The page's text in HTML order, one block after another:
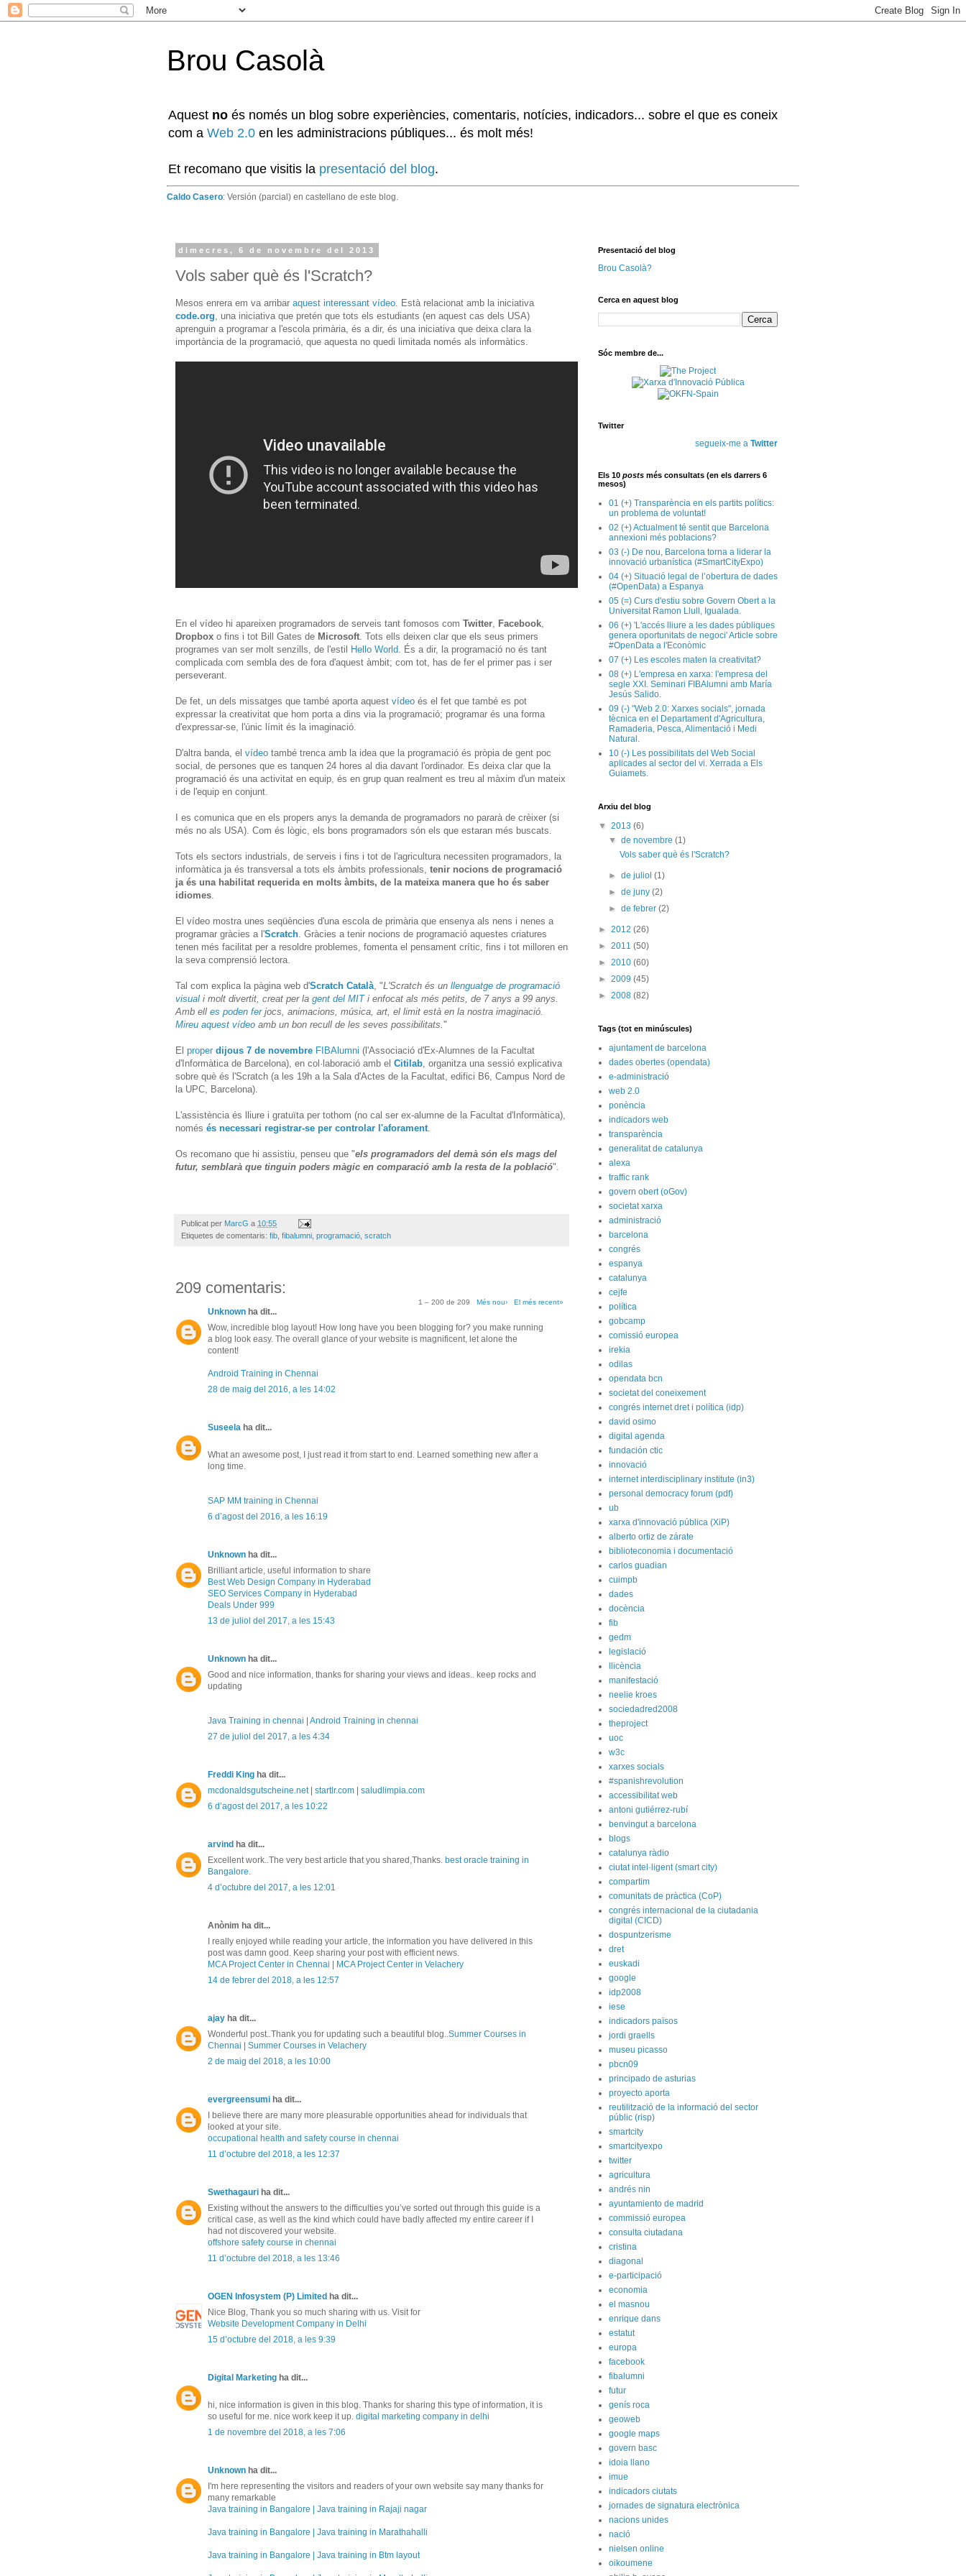
Brou Casolà
Aquest no és només un blog sobre experiències, comentaris, notícies, indicadors... sobre el que es coneix
com a Web 2.0 en les administracions públiques... és molt més!
Et recomano que visitis la presentació del blog.
Caldo Casero: Versión (parcial) en castellano de este blog.
dimecres, 6 de novembre del 2013
Vols saber què és l'Scratch?
Mesos enrera em va arribar aquest interessant vídeo . Està relacionat amb la iniciativa
code.org , una iniciativa que pretén que tots els estudiants (en aquest cas dels USA)
aprenguin a programar a l'escola primària, és a dir, és una iniciativa que deixa clara la
importància de la programació, que aquesta no quedi limitada només als informàtics.
En el vídeo hi apareixen programadors de serveis tant fomosos com Twitter Facebook
Dropbox o fins i tot Bill Gates de Microsoft . Tots ells deixen clar que els seus primers
programes van ser molt senzills, de l'estil Hello World . És a dir, la programació no és tant
complicada com sembla des de fora d'aquest àmbit; com tot, has de fer el primer pas i ser
perseverant.
De fet, un dels missatges que també aporta aquest vídeo és el fet que també es pot
expressar la creativitat que hom porta a dins via la programació; programar és una forma
d'expressar-se, l'únic límit és la imaginació.
D'altra banda, el vídeo també trenca amb la idea que la programació és pròpia de gent poc
social, de persones que es tanquen 24 hores al dia davant l'ordinador. Es deixa clar que la
programació és una activitat en equip, és en grup quan realment es treu al màxim d'un mateix
i de l'equip en conjunt.
I es comunica que en els propers anys la demanda de programadors no pararà de crèixer (si
més no als USA). Com és lògic, els bons programadors són els que estaran més buscats.
Tots els sectors industrials, de serveis i fins i tot de l'agricultura necessiten programadors, la
informàtica ja és transversal a tots els àmbits professionals, tenir nocions de programació
ja és una habilitat requerida en molts àmbits, de la mateixa manera que ho és saber
idiomes
El vídeo mostra unes seqüències d'una escola de primària que ensenya als nens i nenes a
programar gràcies a l'Scratch . Gràcies a tenir nocions de programació aquestes criatures
tenen més facilitat per a resoldre problemes, fomenta el pensament crític, fins i tot milloren en
la seva comprensió lectora.
Tal com explica la pàgina web d'Scratch Català , "L'Scratch és un llenguatge de programació
visual i molt divertit, creat per la gent del MITi enfocat als més petits, de 7 anys a 99 anys.
Amb ell es poden ferjocs, animacions, música, art, el limit està en la nostra imaginació.
Mireu aquest vídeo amb un bon recull de les seves possibilitats. "
El proper dijous 7 de novembre FIBAlumni (l'Associació d'Ex-Alumnes de la Facultat
d'Informàtica de Barcelona), en col·laboració amb el Citilab , organitza una sessió explicativa
sobre què és l'Scratch (a les 19h a la Sala d'Actes de la Facultat, edifici B6, Campus Nord de
la UPC, Barcelona).
L'assistència és lliure i gratuïta per tothom (no cal ser ex-alumne de la Facultat d'Informàtica),
només és necessari registrar-se per controlar l'aforament
Os recomano que hi assistiu, penseu que "els programadors del demà són els mags del
futur, semblarà que tinguin poders màgic en comparació amb la resta de la població".
Publicat per MarcG a 10:55
Etiquetes de comentaris: fib fibalumni programació scratch
209 comentaris:
1 – 200 de 209 Més nou› El més recent»
Unknown ha dit...
Wow, incredible blog layout! How long have you been blogging for? you make running
a blog look easy. The overall glance of your website is magnificent, let alone the
content!
Android Training in Chennai
28 de maig del 2016, a les 14:02
Suseela ha dit...
What an awesome post, I just read it from start to end. Learned something new after a
long time.
SAP MM training in Chennai
6 d’agost del 2016, a les 16:19
Unknown ha dit...
Brilliant article, useful information to share
Best Web Design Company in Hyderabad
SEO Services Company in Hyderabad
Deals Under 999
13 de juliol del 2017, a les 15:43
Unknown ha dit...
Good and nice information, thanks for sharing your views and ideas.. keep rocks and
updating
Java Training in chennai | Android Training in chennai
27 de juliol del 2017, a les 4:34
Freddi King ha dit...
mcdonaldsgutscheine.net| startlr.com | saludlimpia.com
6 d’agost del 2017, a les 10:22
arvind ha dit...
Excellent work..The very best article that you shared,Thanks. best oracle training in
Bangalore.
4 d’octubre del 2017, a les 12:01
Anònim ha dit...
I really enjoyed while reading your article, the information you have delivered in this
post was damn good. Keep sharing your post with efficient news.
MCA Project Center in Chennai | MCA Project Center in Velachery
14 de febrer del 2018, a les 12:57
ajay ha dit...
Wonderful post..Thank you for updating such a beautiful blog.. Summer Courses in
Chennai | Summer Courses in Velachery
2 de maig del 2018, a les 10:00
evergreensumi ha dit...
I believe there are many more pleasurable opportunities ahead for individuals that
looked at your site.
occupational health and safety course in chennai
11 d’octubre del 2018, a les 12:37
Swethagauri ha dit...
Existing without the answers to the difficulties you’ve sorted out through this guide is a
critical case, as well as the kind which could have badly affected my entire career if I
had not discovered your website.
offshore safety course in chennai
11 d’octubre del 2018, a les 13:46
OGEN Infosystem (P) Limited ha dit...
Nice Blog, Thank you so much sharing with us. Visit for
Website Development Company in Delhi
15 d’octubre del 2018, a les 9:39
Digital Marketing ha dit...
hi, nice information is given in this blog. Thanks for sharing this type of information, it is
so useful for me. nice work keep it up. digital marketing company in delhi
1 de novembre del 2018, a les 7:06
Unknown ha dit...
I'm here representing the visitors and readers of your own website say many thanks for
many remarkable
Java training in Bangalore | Java training in Rajaji nagar
Java training in Bangalore | Java training in Marathahalli
Java training in Bangalore | Java training in Btm layout
Presentació del blog
Brou Casolà?
Cerca en aquest blog
Sóc membre de...
Twitter
segueix-me a Twitter
Els 10 posts més consultats (en els darrers 6
mesos)
01 (+) Transparència en els partits polítics:
un problema de voluntat!
02 (+) Actualment té sentit que Barcelona
annexioni més poblacions?
03 (-) De nou, Barcelona torna a liderar la
innovació urbanística (#SmartCityExpo)
04 (+) Situació legal de l’obertura de dades
(#OpenData) a Espanya
05 (=) Curs d'estiu sobre Govern Obert a la
Universitat Ramon Llull, Igualada.
06 (+) 'L'accés lliure a les dades públiques
genera oportunitats de negoci' Article sobre
#OpenData a l'Econòmic
07 (+) Les escoles maten la creativitat?
08 (+) L'empresa en xarxa: l'empresa del
segle XXI. Seminari FIBAlumni amb María
Jesús Salido.
09 (-) "Web 2.0: Xarxes socials", jornada
tècnica en el Departament d'Agricultura,
Ramaderia, Pesca, Alimentació i Medi
Natural.
10 (-) Les possibilitats del Web Social
aplicades al sector del vi. Xerrada a Els
Guiamets.
Arxiu del blog
▼ 2013 (6)
▼de novembre(1)
Vols saber què és l'Scratch?
►de juliol(1)
►de juny(2)
►de febrer(2)
► 2012 (26)
► 2011 (50)
► 2010 (60)
► 2009 (45)
► 2008 (82)
Tags (tot en minúscules)
ajuntament de barcelona
dades obertes (opendata)
e-administració
web 2.0
ponència
indicadors web
transparència
generalitat de catalunya
alexa
traffic rank
govern obert (oGov)
societat xarxa
administració
barcelona
congrés
espanya
catalunya
cejfe
política
gobcamp
comissió europea
irekia
odilas
opendata bcn
societat del coneixement
congrés internet dret i política (idp)
david osimo
digital agenda
fundación ctic
innovació
internet interdisciplinary institute (in3)
personal democracy forum (pdf)
ub
xarxa d'innovació pública (XiP)
alberto ortiz de zárate
biblioteconomia i documentació
carlos guadian
cuimpb
dades
docència
fib
gedm
legislació
llicència
manifestació
neelie kroes
sociedadred2008
theproject
uoc
w3c
xarxes socials
#spanishrevolution
accessibilitat web
antoni gutiérrez-rubí
benvingut a barcelona
blogs
catalunya ràdio
ciutat intel·ligent (smart city)
compartim
comunitats de pràctica (CoP)
congrés internacional de la ciutadania
digital (CICD)
dospuntzerisme
dret
euskadi
google
idp2008
iese
indicadors països
jordi graells
museu picasso
pbcn09
principado de asturias
proyecto aporta
reutilització de la informació del sector
públic (risp)
smartcity
smartcityexpo
twitter
agricultura
andrés nin
ayuntamiento de madrid
commissió europea
consulta ciutadana
cristina
diagonal
e-participació
economia
el masnou
enrique dans
estatut
europa
facebook
fibalumni
futur
genís roca
geoweb
google maps
govern basc
idoia llano
imue
indicadors ciutats
jornades de signatura electrònica
nacions unides
nació
nielsen online
oikoumene